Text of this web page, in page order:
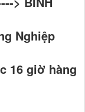
Nghiệp
16 giờ hàng